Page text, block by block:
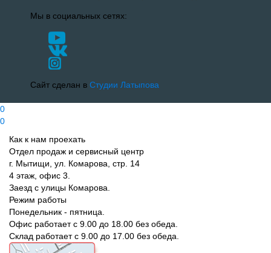
Мы в социальных сетях:
Сайт сделан в Студии Латыпова
0
0
Как к нам проехать
Отдел продаж и сервисный центр
г. Мытищи, ул. Комарова, стр. 14
4 этаж, офис 3.
Заезд с улицы Комарова.
Режим работы
Понедельник - пятница.
Офис работает с 9.00 до 18.00 без обеда.
Склад работает с 9.00 до 17.00 без обеда.